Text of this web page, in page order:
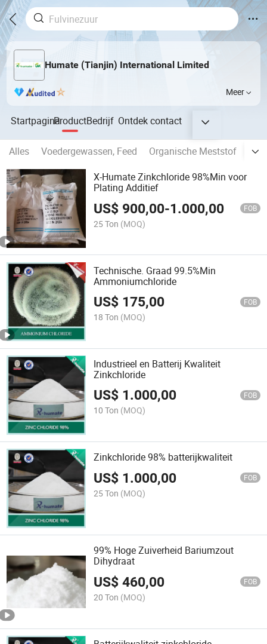
Humate (Tianjin) International Limited
Meer
StartpaginaProductBedrijf Ontdekcontact
Alles Voedergewassen, Feed Organische Meststof
X-Humate Zinkchloride 98%Min voor
Plating Additief
US$ 900,00-1.000,00 FOB
25 Ton (MOQ)
Technische. Graad 99.5%Min
Ammoniumchloride
US$ 175,00 FOB
18 Ton (MOQ)
Industrieel en Batterij Kwaliteit
Zinkchloride
US$ 1.000,00 FOB
10 Ton (MOQ)
Zinkchloride 98% batterijkwaliteit
US$ 1.000,00 FOB
25 Ton (MOQ)
99% Hoge Zuiverheid Bariumzout
Dihydraat
US$460,00 FOB
20 Ton (MOQ)